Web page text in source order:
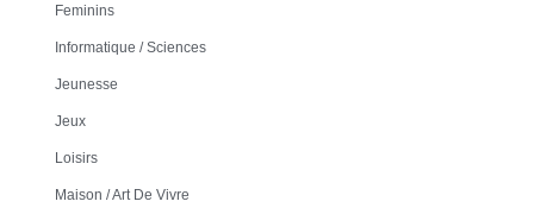
Feminins
Informatique / Sciences
Jeunesse
Jeux
Loisirs
Maison / Art De Vivre